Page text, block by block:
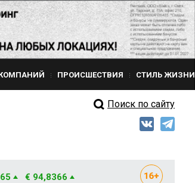
ПРОИСШЕСТВИЯ СТИЛЬ ЖИЗНИ
Поиск по сайту
€ 94,8366